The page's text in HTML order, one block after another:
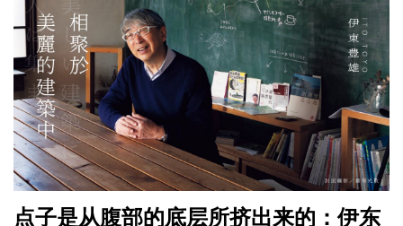
点子是从腹部的底层所挤出来的：伊东